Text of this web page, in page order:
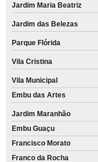
Jardim Maria Beatriz
Jardim das Belezas
Parque Flórida
Vila Cristina
Vila Municipal
Embu das Artes
Jardim Maranhão
Embu Guaçu
Francisco Morato
Franco da Rocha